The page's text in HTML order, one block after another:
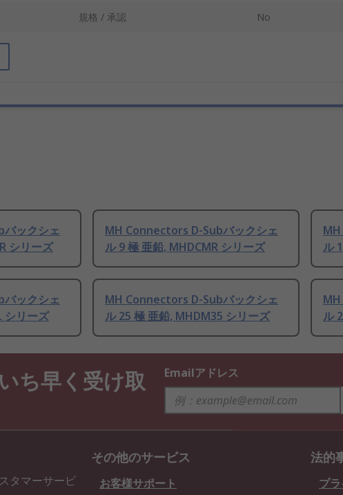
規格 / 承認 No
ックシェ
シリーズ
MH Connectors D-Subバックシェ
ル 9 極 亜鉛, MHDCMR シリーズ
ル
ックシェ
シリーズ
MH Connectors D-Subバックシェ
ル 25 極 亜鉛, MHDM35 シリーズ
ル
ち早く受け取
Emailアドレス
タマーサービ
その他のサービス
お客様サポート
法的
プ